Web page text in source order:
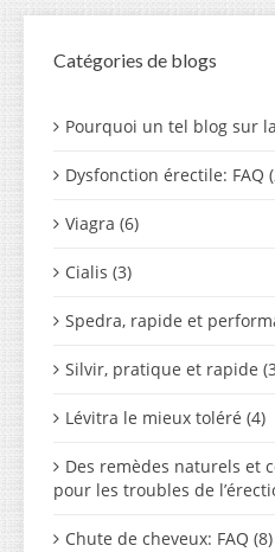
Catégories de blogs
Pourquoi un tel blog sur
Dysfonction érectile: FAQ
Viagra (6)
Cialis (3)
Spedra, rapide et
Silvir, pratique et rapide
Lévitra le mieux toléré (4)
Des remèdes naturels et
pour les troubles de
Chute de cheveux: FAQ (8)